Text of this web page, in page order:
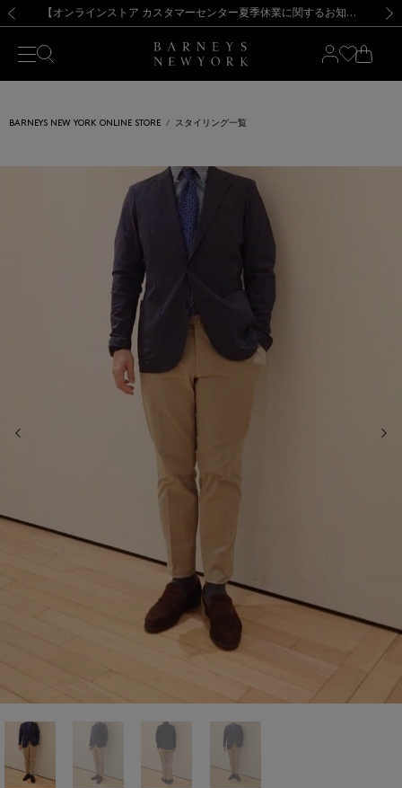
新規登録のお客様も対象！＜MY BARNEYS＞会員のお客様は11,000円（税込）以上のお買上げで常時送料無料！お買い物の際は会員登録を！
【夏季休業に伴う出荷一時停止のお知らせ】(2026.8.7) 【オンラインストア カスタマーセンター夏季休業に関するお知らせ】（2026.8.7）
【夏季休業に伴う返品・交換承り一時停止のお知らせ】（2026.8.5）
熊本県を中心とした地震の影響によるお荷物のお届けについて
【開催中】SUMMER SALEのご案内・ご注意事項 新規登録のお客様も対象！＜MY BARNEYS＞会員のお客様は11,000円（税込）以上のお買上げで常時送料無料！お買い物の際は会員登録を！
【夏季休業に伴う出荷一時停止のお知らせ】(2026.8.7)
BARNEYS NEW YORK ONLINE STORE スタイリング一覧